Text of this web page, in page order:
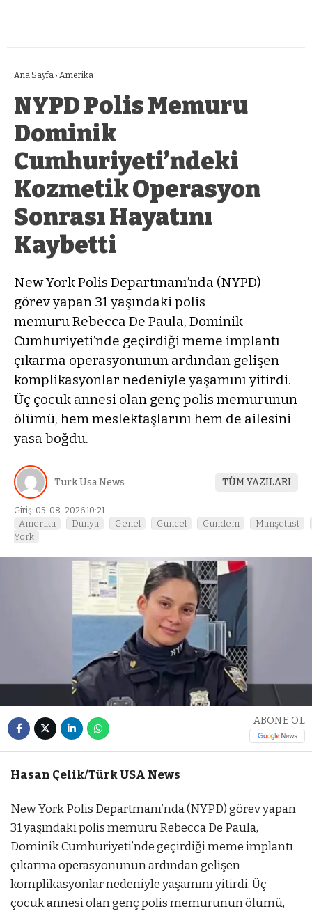
Ana Sayfa › Amerika
NYPD Polis Memuru
Dominik
Cumhuriyeti’ndeki
Kozmetik Operasyon
Sonrası Hayatını
Kaybetti
New York Polis Departmanı’nda (NYPD)
görev yapan 31 yaşındaki polis
memuru Rebecca De Paula, Dominik
Cumhuriyeti’nde geçirdiği meme implantı
çıkarma operasyonunun ardından gelişen
komplikasyonlar nedeniyle yaşamını yitirdi.
Üç çocuk annesi olan genç polis memurunun
ölümü, hem meslektaşlarını hem de ailesini
yasa boğdu.
Turk Usa News TÜM YAZILARI
Giriş: 05-08-2026 10:21
Amerika Dünya Genel Güncel Gündem
Manşetüst
York
ABONE OL
Hasan Çelik/Türk USA News
New York Polis Departmanı’nda (NYPD) görev yapan
31 yaşındaki polis memuru Rebecca De Paula,
Dominik Cumhuriyeti’nde geçirdiği meme implantı
çıkarma operasyonunun ardından gelişen
komplikasyonlar nedeniyle yaşamını yitirdi. Üç
çocuk annesi olan genç polis memurunun ölümü,